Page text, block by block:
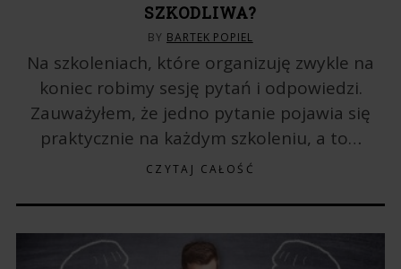
SZKODLIWA?
BY BARTEK POPIEL
Na szkoleniach, które organizuję zwykle na
koniec robimy sesję pytań i odpowiedzi.
Zauważyłem, że jedno pytanie pojawia się
praktycznie na każdym szkoleniu, a to…
CZYTAJ CAŁOŚĆ